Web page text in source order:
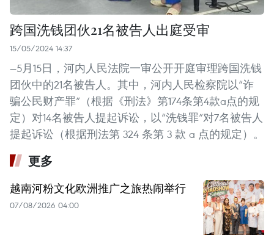
跨国洗钱团伙21名被告人出庭受审
15/05/2024 14:37
—5月15日，河内人民法院一审公开开庭审理跨国洗钱
团伙中的21名被告人。其中，河内人民检察院以“诈
骗公民财产罪”（根据《刑法》第174条第4款a点的规
定）对14名被告人提起诉讼，以“洗钱罪”对7名被告人
提起诉讼（根据刑法第 324 条第 3 款 a 点的规定）。
更多
越南河粉文化欧洲推广之旅热闹举行
07/08/2026 04:00